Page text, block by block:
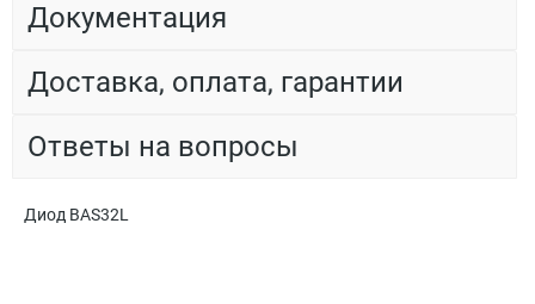
Документация
Доставка, оплата, гарантии
Ответы на вопросы
Диод BAS32L